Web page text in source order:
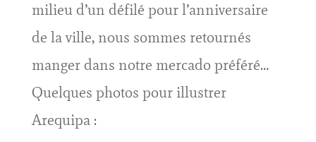
milieu d’un défilé pour l’anniversaire
de la ville, nous sommes retournés
manger dans notre mercado préféré…
Quelques photos pour illustrer
Arequipa :